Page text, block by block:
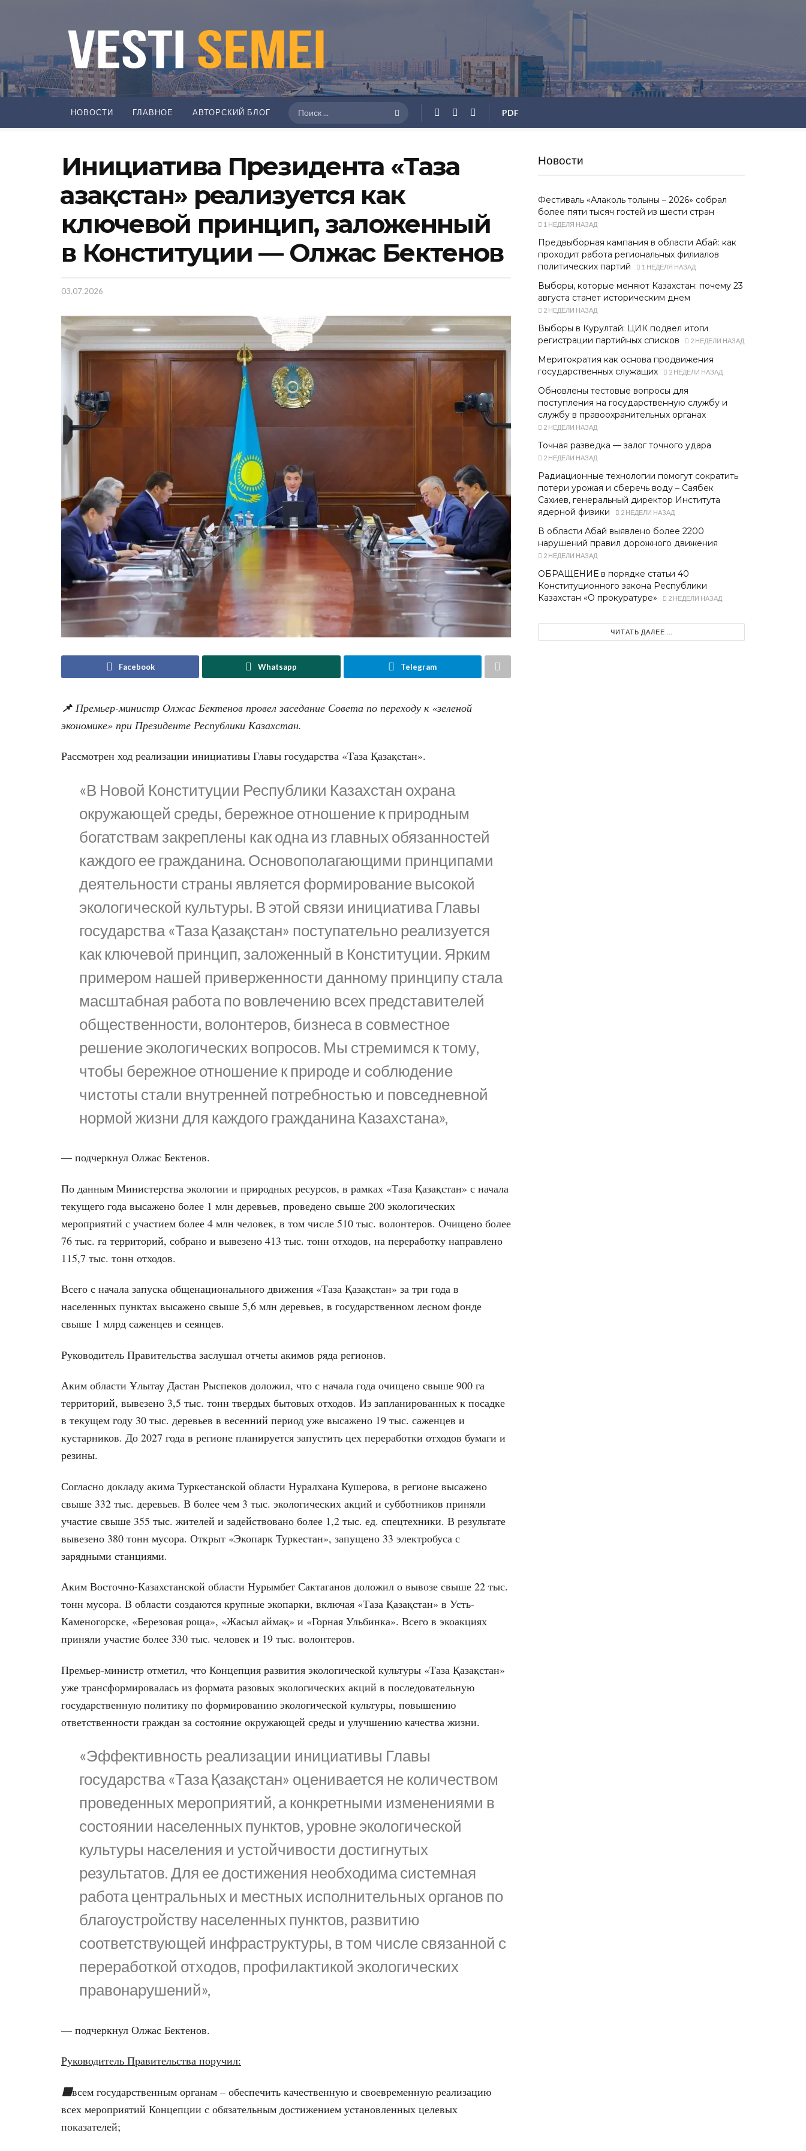
НОВОСТИ ГЛАВНОЕ АВТОРСКИЙ БЛОГ PDF
Инициатива Президента «Таза
Қазақстан» реализуется как
ключевой принцип, заложенный
в Конституции — Олжас Бектенов
03.07.2026
Facebook Whatsapp Telegram
📌 Премьер-министр Олжас Бектенов провел заседание Совета по переходу к «зеленой
экономике» при Президенте Республики Казахстан.
Рассмотрен ход реализации инициативы Главы государства «Таза Қазақстан».
«В Новой Конституции Республики Казахстан охрана
окружающей среды, бережное отношение к природным
богатствам закреплены как одна из главных обязанностей
каждого ее гражданина. Основополагающими принципами
деятельности страны является формирование высокой
экологической культуры. В этой связи инициатива Главы
государства «Таза Қазақстан» поступательно реализуется
как ключевой принцип, заложенный в Конституции. Ярким
примером нашей приверженности данному принципу стала
масштабная работа по вовлечению всех представителей
общественности, волонтеров, бизнеса в совместное
решение экологических вопросов. Мы стремимся к тому,
чтобы бережное отношение к природе и соблюдение
чистоты стали внутренней потребностью и повседневной
нормой жизни для каждого гражданина Казахстана»,
— подчеркнул Олжас Бектенов.
По данным Министерства экологии и природных ресурсов, в рамках «Таза Қазақстан» с начала
текущего года высажено более 1 млн деревьев, проведено свыше 200 экологических
мероприятий с участием более 4 млн человек, в том числе 510 тыс. волонтеров. Очищено более
76 тыс. га территорий, собрано и вывезено 413 тыс. тонн отходов, на переработку направлено
115,7 тыс. тонн отходов.
Всего с начала запуска общенационального движения «Таза Қазақстан» за три года в
населенных пунктах высажено свыше 5,6 млн деревьев, в государственном лесном фонде
свыше 1 млрд саженцев и сеянцев.
Руководитель Правительства заслушал отчеты акимов ряда регионов.
Аким области Ұлытау Дастан Рыспеков доложил, что с начала года очищено свыше 900 га
территорий, вывезено 3,5 тыс. тонн твердых бытовых отходов. Из запланированных к посадке
в текущем году 30 тыс. деревьев в весенний период уже высажено 19 тыс. саженцев и
кустарников. До 2027 года в регионе планируется запустить цех переработки отходов бумаги и
резины.
Согласно докладу акима Туркестанской области Нуралхана Кушерова, в регионе высажено
свыше 332 тыс. деревьев. В более чем 3 тыс. экологических акций и субботников приняли
участие свыше 355 тыс. жителей и задействовано более 1,2 тыс. ед. спецтехники. В результате
вывезено 380 тонн мусора. Открыт «Экопарк Туркестан», запущено 33 электробуса с
зарядными станциями.
Аким Восточно-Казахстанской области Нурымбет Сактаганов доложил о вывозе свыше 22 тыс.
тонн мусора. В области создаются крупные экопарки, включая «Таза Қазақстан» в Усть-
Каменогорске, «Березовая роща», «Жасыл аймақ» и «Горная Ульбинка». Всего в экоакциях
приняли участие более 330 тыс. человек и 19 тыс. волонтеров.
Премьер-министр отметил, что Концепция развития экологической культуры «Таза Қазақстан»
уже трансформировалась из формата разовых экологических акций в последовательную
государственную политику по формированию экологической культуры, повышению
ответственности граждан за состояние окружающей среды и улучшению качества жизни.
«Эффективность реализации инициативы Главы
государства «Таза Қазақстан» оценивается не количеством
проведенных мероприятий, а конкретными изменениями в
состоянии населенных пунктов, уровне экологической
культуры населения и устойчивости достигнутых
результатов. Для ее достижения необходима системная
работа центральных и местных исполнительных органов по
благоустройству населенных пунктов, развитию
соответствующей инфраструктуры, в том числе связанной с
переработкой отходов, профилактикой экологических
правонарушений»,
— подчеркнул Олжас Бектенов.
Руководитель Правительства поручил:
🟦всем государственным органам – обеспечить качественную и своевременную реализацию
всех мероприятий Концепции с обязательным достижением установленных целевых
показателей;
Новости
Фестиваль «Алаколь толқыны – 2026» собрал
более пяти тысяч гостей из шести стран
1 НЕДЕЛЯ НАЗАД
Предвыборная кампания в области Абай: как
проходит работа региональных филиалов
политических партий
1 НЕДЕЛЯ НАЗАД
Выборы, которые меняют Казахстан: почему 23
августа станет историческим днем
2 НЕДЕЛИ НАЗАД
Выборы в Курултай: ЦИК подвел итоги
регистрации партийных списков
2 НЕДЕЛИ НАЗАД
Меритократия как основа продвижения
государственных служащих
2 НЕДЕЛИ НАЗАД
Обновлены тестовые вопросы для
поступления на государственную службу и
службу в правоохранительных органах
2 НЕДЕЛИ НАЗАД
Точная разведка — залог точного удара
2 НЕДЕЛИ НАЗАД
Радиационные технологии помогут сократить
потери урожая и сберечь воду – Саябек
Сахиев, генеральный директор Института
ядерной физики
2 НЕДЕЛИ НАЗАД
В области Абай выявлено более 2200
нарушений правил дорожного движения
2 НЕДЕЛИ НАЗАД
ОБРАЩЕНИЕ в порядке статьи 40
Конституционного закона Республики
Казахстан «О прокуратуре»
2 НЕДЕЛИ НАЗАД
ЧИТАТЬ ДАЛЕЕ ...